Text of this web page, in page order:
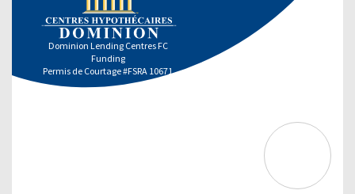
Dominion Lending Centres FC
Funding
Permis de Courtage #FSRA 10671